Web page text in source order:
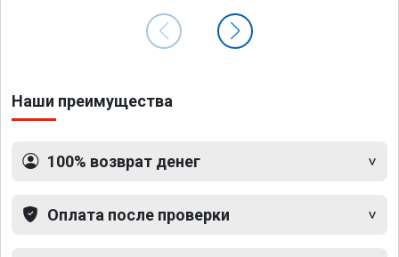
Наши преимущества
100% возврат денег
Оплата после проверки